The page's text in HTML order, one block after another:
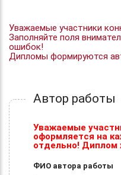
Уважаемые участники
Заполняйте поля
ошибок!
Дипломы формируются
Автор работы
Уважаемые
оформляется на
отдельно! Диплом
ФИО автора работы